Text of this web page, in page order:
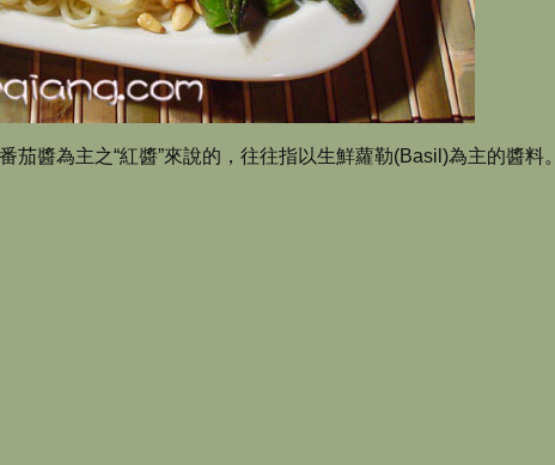
茄醬為主之“紅醬”來說的，往往指以生鮮蘿勒(Basil)為主的醬料。